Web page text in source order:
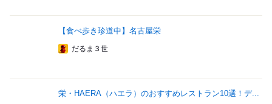
【食べ歩き珍道中】名古屋栄
だるま３世
栄・HAERA（ハエラ）のおすすめレストラン10選！デ...